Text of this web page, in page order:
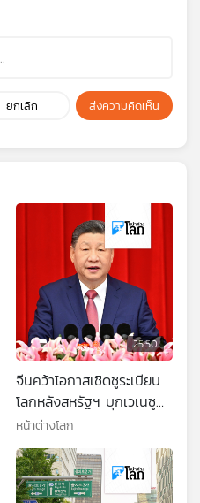
ยกเลิก ส่งความคิดเห็น
25:50
จีนคว้าโอกาสเชิดชูระเบียบ
โลกหลังสหรัฐฯ บุกเวเนซู
เอลา
หน้าต่างโลก